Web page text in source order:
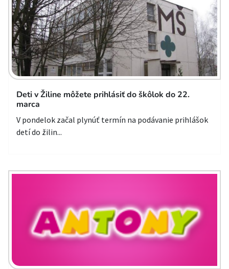
Deti v Žiline môžete prihlásiť do škôlok do 22.
marca
V pondelok začal plynúť termín na podávanie prihlášok
detí do žilin...